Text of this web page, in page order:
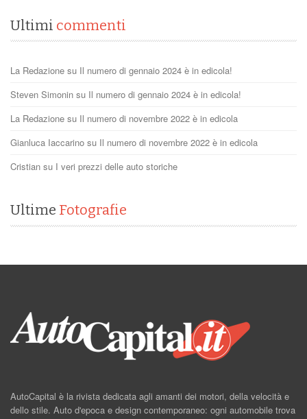
Ultimi commenti
La Redazione su Il numero di gennaio 2024 è in edicola!
Steven Simonin su Il numero di gennaio 2024 è in edicola!
La Redazione su Il numero di novembre 2022 è in edicola
Gianluca Iaccarino su Il numero di novembre 2022 è in edicola
Cristian su I veri prezzi delle auto storiche
Ultime Fotografie
AutoCapital è la rivista dedicata agli amanti dei motori, della velocità e
dello stile. Auto d'epoca e design contemporaneo: ogni automobile trova